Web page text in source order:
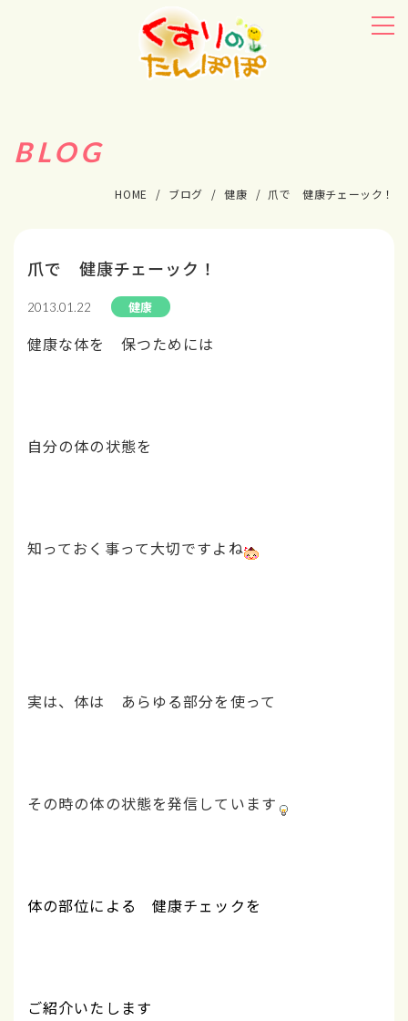
BLOG
HOME ブログ 健康 爪で 健康チェーック！
爪で 健康チェーック！
2013.01.22 健康
健康な体を 保つためには
自分の体の状態を
知っておく事って大切ですよね
実は、体は あらゆる部分を使って
その時の体の状態を発信しています
体の部位による 健康チェックを
ご紹介いたします